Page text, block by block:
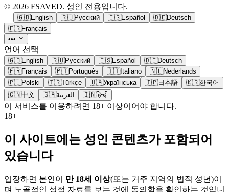
© 2026 FSAVED. 성인 전용입니다.
🇬🇧English 🇷🇺Русский 🇪🇸Español 🇩🇪Deutsch
🇫🇷Français
•••
언어 선택
🇬🇧English 🇷🇺Русский 🇪🇸Español 🇩🇪Deutsch
🇫🇷Français 🇵🇹Português 🇮🇹Italiano 🇳🇱Nederlands
🇵🇱Polski 🇹🇷Türkçe 🇺🇦Українська 🇯🇵日本語 🇰🇷한국어
🇨🇳中文 🇸🇦العربية 🇮🇳हिन्दी
이 서비스를 이용하려면 18+ 이상이어야 합니다.
18+
이 사이트에는 성인 콘텐츠가 포함되어
있습니다
입장하면 본인이 만 18세 이상(또는 거주 지역의 법적 성년)이
며 노골적인 성적 자료를 보는 것에 동의함을 확인하는 것입니